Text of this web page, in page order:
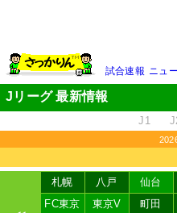
試合速報 ニュ
Jリーグ 最新情報
J1
札幌 八戸 仙台
FC東京
東京V 町田